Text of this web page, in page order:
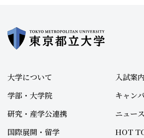
大学について
学部・大学院
研究・産学公連携
国際展開・留学
入試案内
キャン
ニュー
HOT